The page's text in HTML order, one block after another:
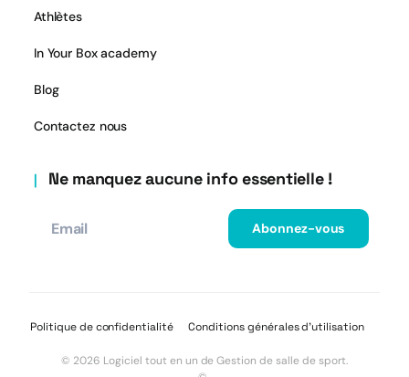
Athlètes
In Your Box academy
Blog
Contactez nous
Ne manquez aucune info essentielle !
© 2026 Logiciel tout en un de Gestion de salle de sport.
Politique de confidentialité Conditions générales d’utilisation